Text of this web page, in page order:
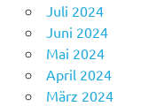
Juli 2024
Juni 2024
Mai 2024
April 2024
März 2024